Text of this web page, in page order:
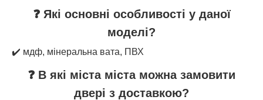
❓ Які основні особливості у даної
моделі?
✔️ мдф, мінеральна вата, ПВХ
❓ В які міста міста можна замовити
двері з доставкою?